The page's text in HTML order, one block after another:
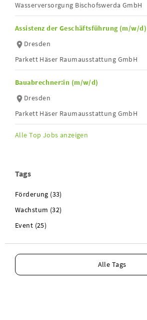
Wasserversorgung Bischofswerda GmbH
Assistenz der Geschäftsführung (m/w/d)
Dresden
Parkett Häser Raumausstattung GmbH
Bauabrechner:in (m/w/d)
Dresden
Parkett Häser Raumausstattung GmbH
Alle Top Jobs anzeigen
Tags
Förderung (33)
Wachstum (32)
Event (25)
Alle Tags